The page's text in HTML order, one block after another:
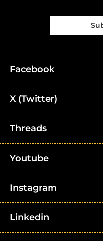
Facebook
X (Twitter)
Threads
Youtube
Instagram
Linkedin